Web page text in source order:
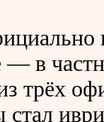
— в
трёх